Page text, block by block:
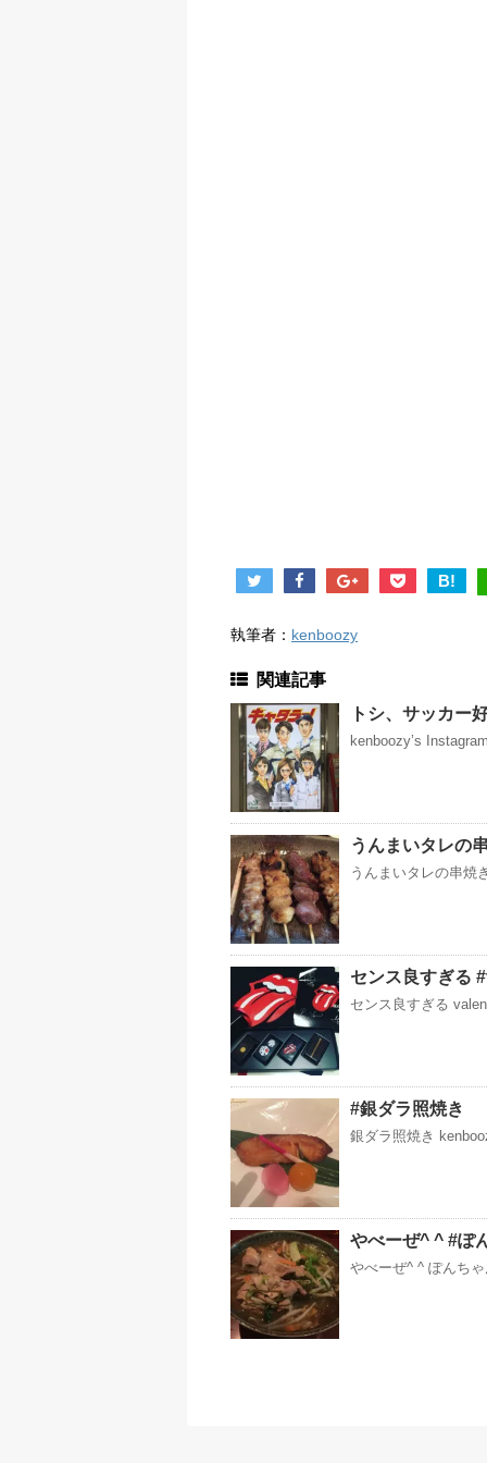
B!
執筆者： kenboozy
関連記事
トシ、サッカー
kenboozy’s
うんまいタレの
うんまいタレの串
センス良すぎる
センス良すぎる
#銀ダラ照焼き
銀ダラ照焼き
やべーぜ^ ^ #ぽ
やべーぜ^ ^ ぽんち